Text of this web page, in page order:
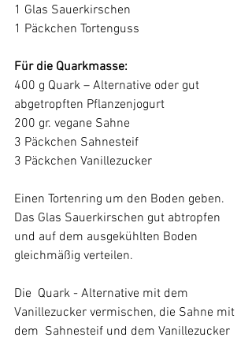
​1 Glas Sauerkirschen
1 Päckchen Tortenguss
Für die Quarkmasse:
​400 g Quark – Alternative oder gut
abgetropften Pflanzenjogurt
200 gr. vegane Sahne
3 Päckchen Sahnesteif
3 Päckchen Vanillezucker
Einen Tortenring um den Boden geben.
Das Glas Sauerkirschen gut abtropfen
und auf dem ausgekühlten Boden
gleichmäßig verteilen.
Die  Quark - Alternative mit dem
Vanillezucker vermischen, die Sahne mit
dem  Sahnesteif und dem Vanillezucker